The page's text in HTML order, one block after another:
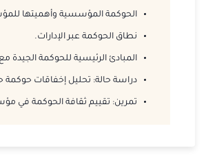
2026-12-13 دبي
برشلونة
الحوكمة المؤسسية وأهميتها
نطاق الحوكمة عبر الإدارات.
المبادئ الرئيسية للحوكمة الجيدة
دراسة حالة: تحليل إخفاقات حوكمة
تمرين: تقييم ثقافة الحوكمة في